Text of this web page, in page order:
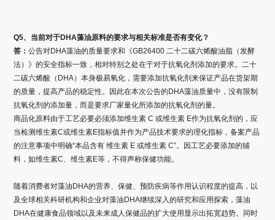
Q5、当前对于DHA藻油原料的要求与相关标准是否有变化？
答：公告对DHA藻油的质量要求和《GB26400 二十二碳六烯酸油脂（发酵
法）》的安全指标一致，相对特别之处在于对于抗氧化剂添加的要求。二十
二碳六烯酸（DHA）本身极易氧化，需要添加抗氧化剂来保证产品在货架期
的质量，提高产品的稳定性。因此在本次公告的DHA藻油质量中，没有限制
抗氧化剂的添加量，而是要求厂家量化所添加的抗氧化剂的量。
商品化原料由于工艺必要必须添加维生素 C 或维生素 E作为抗氧化剂的，应
当检测维生素C或维生素E指标值并作为产品技术要求的理化指标，备案产品
的注意事项中明确“本品含有 维生素 E 或维生素 C”。因工艺必要添加的辅
料，如维生素C、维生素E等，不得声称保健功能。
随着消费者对藻油DHA的营养、保健、预防疾病等作用认识程度的提高，以
及全球相关科研机构和企业对藻油DHA继续深入的研究和应用探索，藻油
DHA在健康食品领域以及未来成人保健品的扩大使用显示出拓宽趋势。同时